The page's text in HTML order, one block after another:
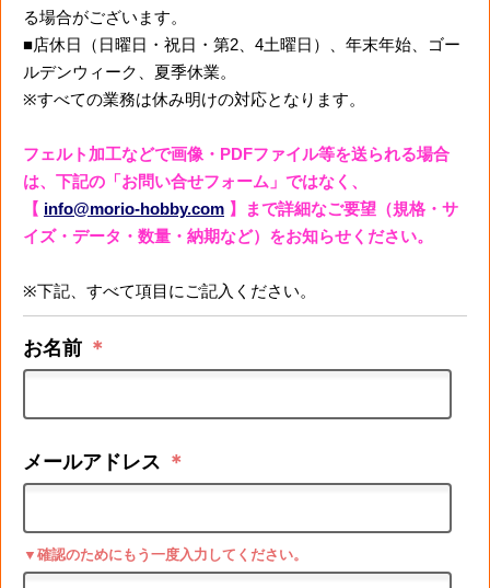
る場合がございます。
■店休日（日曜日・祝日・第2、4土曜日）、年末年始、ゴー
ルデンウィーク、夏季休業。
※すべての業務は休み明けの対応となります。
フェルト加工などで画像・PDFファイル等を送られる場合
は、下記の「お問い合せフォーム」ではなく、
【 info@morio-hobby.com 】まで詳細なご要望（規格・サ
イズ・データ・数量・納期など）をお知らせください。
※下記、すべて項目にご記入ください。
お名前 ＊
メールアドレス ＊
▼確認のためにもう一度入力してください。